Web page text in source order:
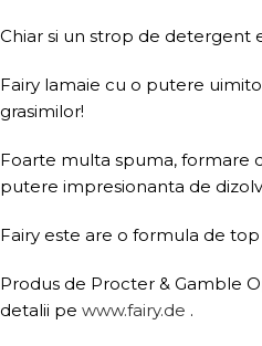
Chiar si un strop de detergent
Fairy lamaie cu o putere
grasimilor!
Foarte multa spuma, formare
putere impresionanta de
Fairy este are o formula de
Produs de Procter & Gamble
detalii pe www.fairy.de .